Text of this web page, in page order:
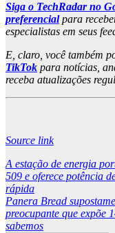
Siga o TechRadar no
preferencialpara
especialistas em seus
E, claro, você também
TikTok para notícias,
receba atualizações
Source link
Post
navigation
A estação de energia
509 e oferece potência
rápida
Panera Bread
preocupante que expõe
sabemos